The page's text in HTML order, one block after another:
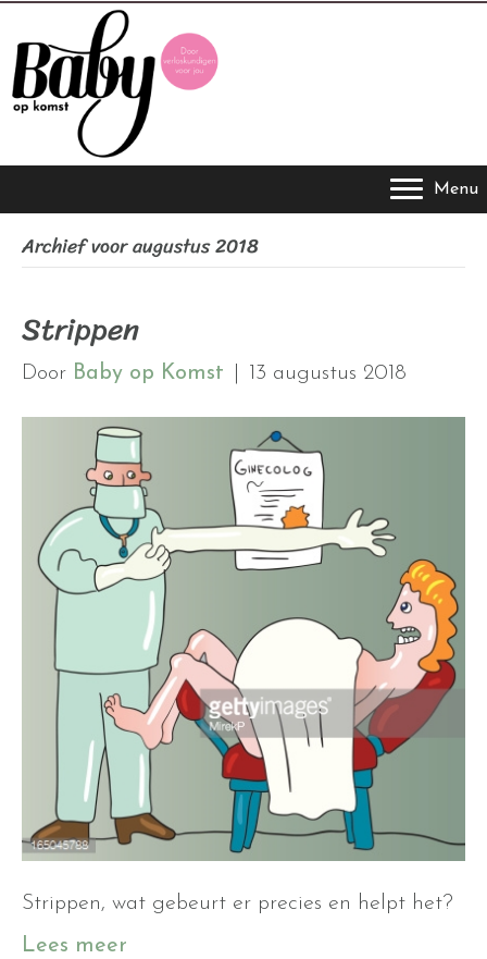
Menu
Archief voor augustus 2018
Strippen
Door Baby op Komst 13 augustus 2018
Strippen, wat gebeurt er precies en helpt het?
Lees meer